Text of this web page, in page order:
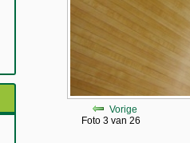
Vorige
Foto 3 van 26